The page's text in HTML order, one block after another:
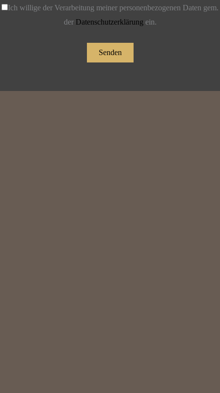
Ich willige der Verarbeitung meiner personenbezogenen Daten gem.
der Datenschutzerklärung ein.